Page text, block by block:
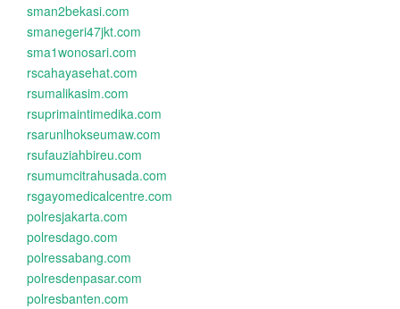
sman2bekasi.com
smanegeri47jkt.com
sma1wonosari.com
rscahayasehat.com
rsumalikasim.com
rsuprimaintimedika.com
rsarunlhokseumaw.com
rsufauziahbireu.com
rsumumcitrahusada.com
rsgayomedicalcentre.com
polresjakarta.com
polresdago.com
polressabang.com
polresdenpasar.com
polresbanten.com